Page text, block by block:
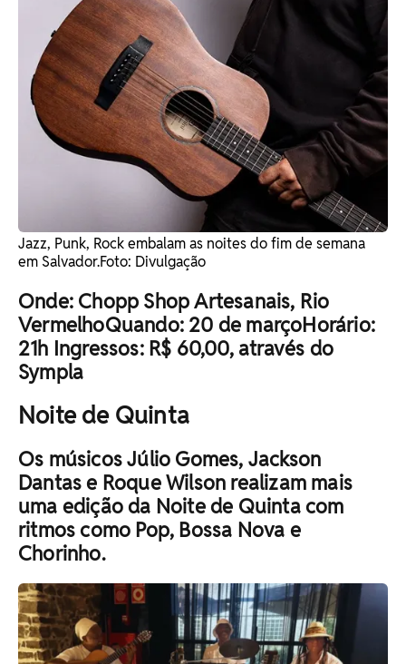
Jazz, Punk, Rock embalam as noites do fim de semana
em Salvador. ​Foto: Divulgação
Onde: Chopp Shop Artesanais, Rio
VermelhoQuando: 20 de marçoHorário:
21h Ingressos: R$ 60,00, através do
Sympla
Noite de Quinta
Os músicos Júlio Gomes, Jackson
Dantas e Roque Wilson realizam mais
uma edição da Noite de Quinta com
ritmos como Pop, Bossa Nova e
Chorinho.